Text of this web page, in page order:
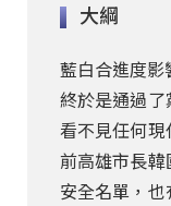
大綱
藍白合進度影
終於是通過了
看不見任何現
前高雄市長韓
安全名單，